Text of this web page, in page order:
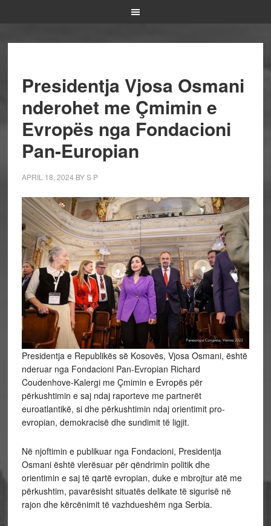
Presidentja Vjosa Osmani
nderohet me Çmimin e
Evropës nga Fondacioni
Pan-Europian
APRIL 18, 2024 BYS P
Presidentja e Republikës së Kosovës, Vjosa Osmani, është
nderuar nga Fondacioni Pan-Evropian Richard
Coudenhove-Kalergi me Çmimin e Evropës për
përkushtimin e saj ndaj raporteve me partnerët
euroatlantikë, si dhe përkushtimin ndaj orientimit pro-
evropian, demokracisë dhe sundimit të ligjit.
Në njoftimin e publikuar nga Fondacioni, Presidentja
Osmani është vlerësuar për qëndrimin politik dhe
orientimin e saj të qartë evropian, duke e mbrojtur atë me
përkushtim, pavarësisht situatës delikate të sigurisë në
rajon dhe kërcënimit të vazhdueshëm nga Serbia.